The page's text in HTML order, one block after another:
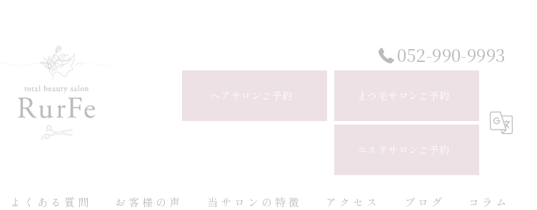
052-990-9993
ヘアサロンご予約 まつ毛サロンご予約
エステサロンご予約
よくある質問 お客様の声 当サロンの特徴 アクセス ブログ コラム